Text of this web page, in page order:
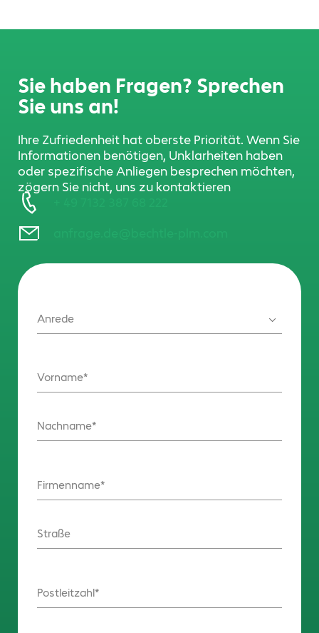
Sie haben Fragen? Sprechen
Sie uns an!
Ihre Zufriedenheit hat oberste Priorität. Wenn Sie
Informationen benötigen, Unklarheiten haben
oder spezifische Anliegen besprechen möchten,
zögern Sie nicht, uns zu kontaktieren
Anrede
Vorname
Nachname
Firmenname
Straße
Postleitzahl